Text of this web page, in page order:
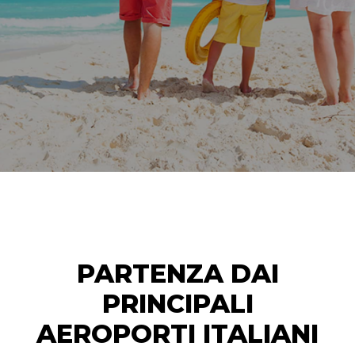
PARTENZA DAI
PRINCIPALI
AEROPORTI ITALIANI